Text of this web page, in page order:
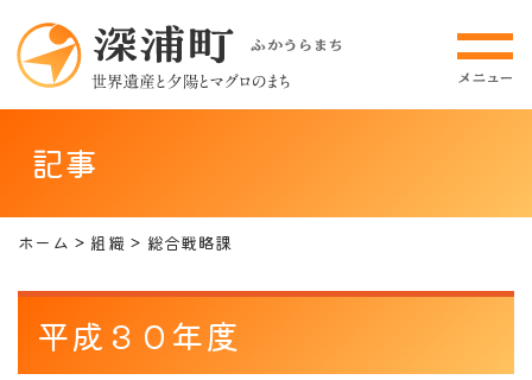
記事
ホーム 組織 総合戦略課
平成３０年度